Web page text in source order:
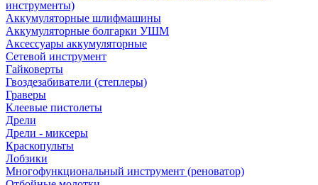
инструменты)
Аккумуляторные шлифмашины
Аккумуляторные болгарки УШМ
Аксессуары аккумуляторные
Сетевой инструмент
Гайковерты
Гвоздезабиватели (степлеры)
Граверы
Клеевые пистолеты
Дрели
Дрели - миксеры
Краскопульты
Лобзики
Многофункциональный инструмент (реноватор)